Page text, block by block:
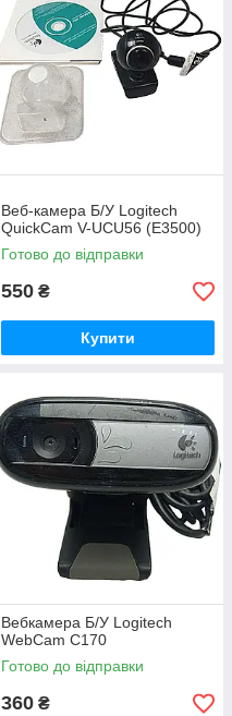
Веб-камера Б/У Logitech
QuickCam V-UCU56 (E3500)
Готово до відправки
550 ₴
Купити
Вебкамера Б/У Logitech
WebCam C170
Готово до відправки
360 ₴